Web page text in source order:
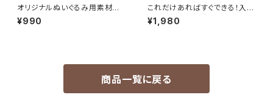
オリジナルぬいぐるみ用素材セッ
ト
¥990
これだけあればすぐできる！入園
入学グッズ製作２点セット_パッチ
ワーク柄
¥1,980
商品一覧に戻る